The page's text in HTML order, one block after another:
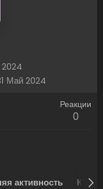
Май 2024
Реакции
0
активность